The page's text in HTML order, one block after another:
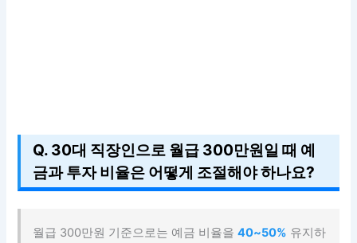
Q. 30대 직장인으로 월급 300만원일 때 예
금과 투자 비율은 어떻게 조절해야 하나요?
월급 300만원 기준으로는 예금 비율을40~50% 유지하